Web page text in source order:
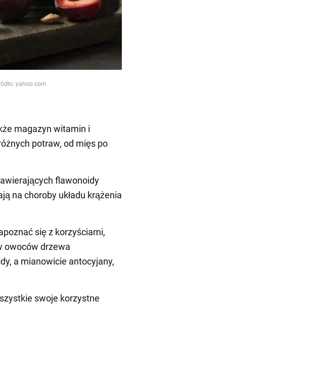
yahoo.com
magazyn witamin i
potraw, od mięs po
flawonoidy
na choroby układu krążenia
się z korzyściami,
owoców drzewa
a mianowicie antocyjany,
swoje korzystne